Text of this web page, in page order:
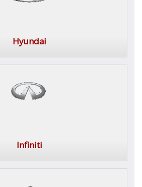
Hyundai
Infiniti